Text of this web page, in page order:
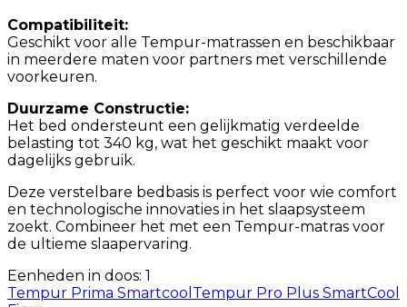
Compatibiliteit:
Geschikt voor alle Tempur-matrassen en beschikbaar
in meerdere maten voor partners met verschillende
voorkeuren.
Duurzame Constructie:
Het bed ondersteunt een gelijkmatig verdeelde
belasting tot 340 kg, wat het geschikt maakt voor
dagelijks gebruik.
Deze verstelbare bedbasis is perfect voor wie comfort
en technologische innovaties in het slaapsysteem
zoekt. Combineer het met een Tempur-matras voor
de ultieme slaapervaring.
Eenheden in doos: 1
Tempur Prima Smartcool Tempur Pro Plus SmartCool